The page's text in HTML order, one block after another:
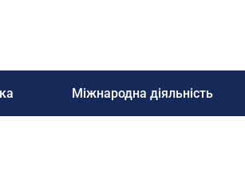
Міжнародна діяльність